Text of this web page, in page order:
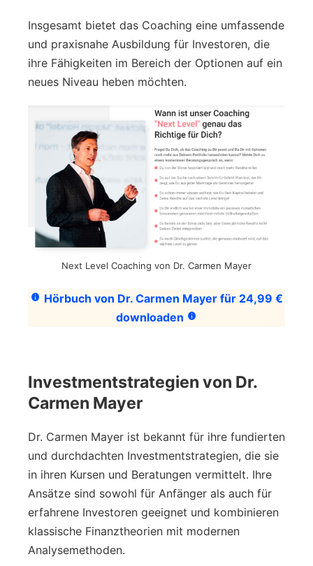
Insgesamt bietet das Coaching eine umfassende
und praxisnahe Ausbildung für Investoren, die
ihre Fähigkeiten im Bereich der Optionen auf ein
neues Niveau heben möchten.
Next Level Coaching von Dr. Carmen Mayer
Hörbuch von Dr. Carmen Mayer für 24,99 €
downloaden
Investmentstrategien von Dr.
Carmen Mayer
Dr. Carmen Mayer ist bekannt für ihre fundierten
und durchdachten Investmentstrategien, die sie
in ihren Kursen und Beratungen vermittelt. Ihre
Ansätze sind sowohl für Anfänger als auch für
erfahrene Investoren geeignet und kombinieren
klassische Finanztheorien mit modernen
Analysemethoden.